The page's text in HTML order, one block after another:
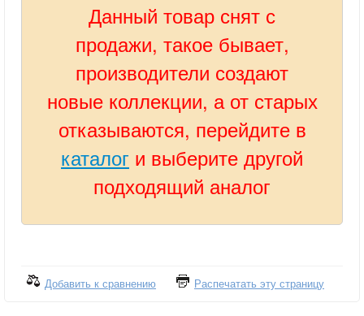
Данный товар снят с
продажи, такое бывает,
производители создают
новые коллекции, а от старых
отказываются, перейдите в
каталог и выберите другой
подходящий аналог
Добавить к сравнению Распечатать эту страницу